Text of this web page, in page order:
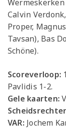
Wermeskerken
Calvin
Proper,
Tavsan), Bas
Schöne).
Scoreverloop:
Pavlidis 1-2.
Gele kaarten:
VAR: Jochem